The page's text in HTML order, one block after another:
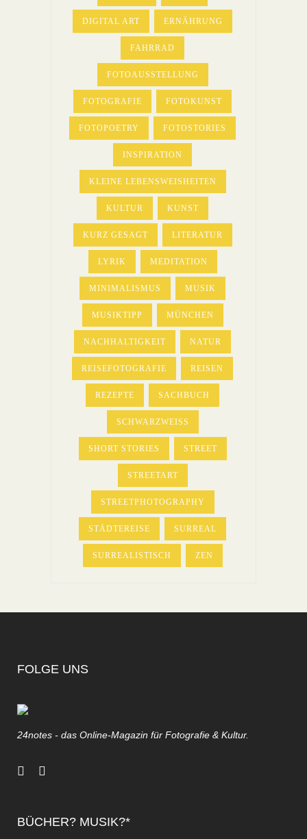
DIGITAL ART ERNÄHRUNG
FAHRRAD
FOTOAUSSTELLUNG
FOTOGRAFIE FOTOKUNST
FOTOPOETRY FOTOSTORIES
INSPIRATION
KLEINE LEBENSWEISHEITEN
KULTUR KUNST
KURZ GESAGT LITERATUR
LYRIK MEDITATION
MINIMALISMUS MUSIK
MUSIKTIPP MÜNCHEN
NACHHALTIGKEIT NATUR
REISEFOTOGRAFIE REISEN
REZEPTE SACHBUCH
SCHWARZWEISS
SHORT STORIES STREET
STREETART
STREETPHOTOGRAPHY
STÄDTEREISE SURREAL
SURREALISTISCH ZEN
FOLGE UNS
24notes - das Online-Magazin für Fotografie & Kultur.
BÜCHER? MUSIK?*